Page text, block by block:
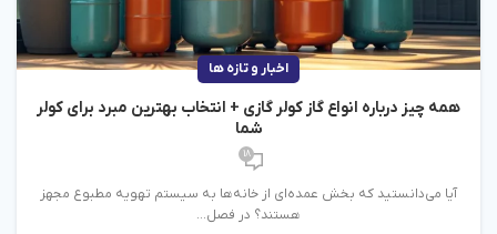
اخبار و تازه ها
همه چیز درباره انواع گاز کولر گازی + انتخاب بهترین مبرد برای کولر
شما
18
آیا می‌دانستید که بخش عمده‌ای از خانه‌ها به سیستم تهویه مطبوع مجهز
هستند؟ در فصل...